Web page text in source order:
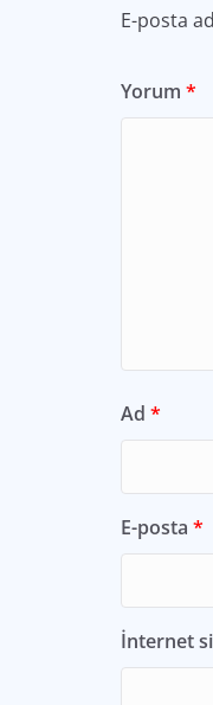
E-posta
Yorum *
Ad *
E-posta *
İnternet